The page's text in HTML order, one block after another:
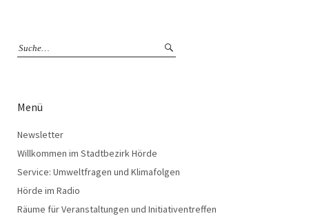
Menü
Newsletter
Willkommen im Stadtbezirk Hörde
Service: Umweltfragen und Klimafolgen
Hörde im Radio
Räume für Veranstaltungen und Initiativentreffen